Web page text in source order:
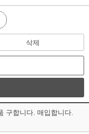
삭제
구합니다. 매입합니다.